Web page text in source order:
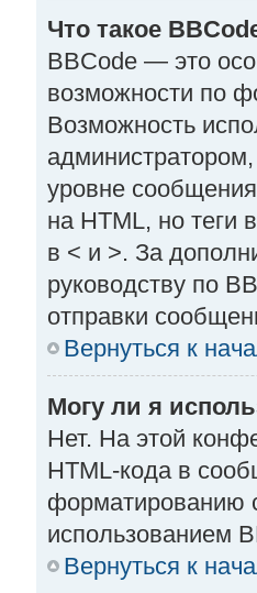
Что такое
BBCode — это
возможности по
Возможность
уровне
на HTML, но теги
в < и >. За
руководству по
отправки
Вернуться к
Могу ли я
Нет. На этой
HTML-кода в
форматированию
использованием
Вернуться к